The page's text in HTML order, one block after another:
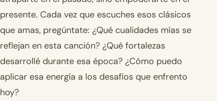
presente. Cada vez que escuches esos clásicos
que amas, pregúntate: ¿Qué cualidades mías se
reflejan en esta canción? ¿Qué fortalezas
desarrollé durante esa época? ¿Cómo puedo
aplicar esa energía a los desafíos que enfrento
hoy?